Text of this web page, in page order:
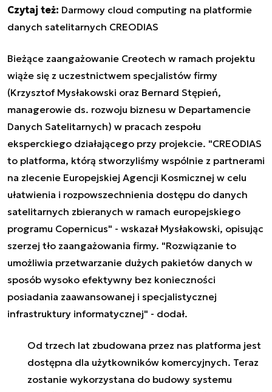
Czytaj też: Darmowy cloud computing na platformie
danych satelitarnych CREODIAS
Bieżące zaangażowanie Creotech w ramach projektu
wiąże się z uczestnictwem specjalistów firmy
(Krzysztof Mysłakowski oraz Bernard Stępień,
managerowie ds. rozwoju biznesu w Departamencie
Danych Satelitarnych) w pracach zespołu
eksperckiego działającego przy projekcie. "CREODIAS
to platforma, którą stworzyliśmy wspólnie z partnerami
na zlecenie Europejskiej Agencji Kosmicznej w celu
ułatwienia i rozpowszechnienia dostępu do danych
satelitarnych zbieranych w ramach europejskiego
programu Copernicus" - wskazał Mysłakowski, opisując
szerzej tło zaangażowania firmy. "Rozwiązanie to
umożliwia przetwarzanie dużych pakietów danych w
sposób wysoko efektywny bez konieczności
posiadania zaawansowanej i specjalistycznej
infrastruktury informatycznej" - dodał.
Od trzech lat zbudowana przez nas platforma jest
dostępna dla użytkowników komercyjnych. Teraz
zostanie wykorzystana do budowy systemu